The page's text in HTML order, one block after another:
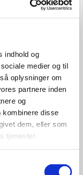
indhold og
medier og til
oplysninger om
partnere inden
og
kombinere disse
dem, eller som
tjenester.